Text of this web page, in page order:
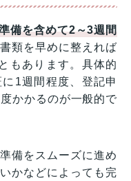
備を含めて2～3週間
類を早めに整えれば
もあります。具体的
1週間程度、登記申
かかるのが一般的で
備をスムーズに進め
かなどによっても完